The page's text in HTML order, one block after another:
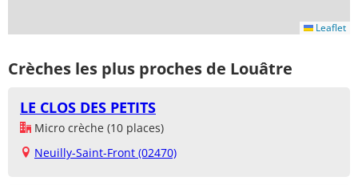
Leaflet
Crèches les plus proches de Louâtre
LE CLOS DES PETITS
Micro crèche (10 places)
Neuilly-Saint-Front (02470)